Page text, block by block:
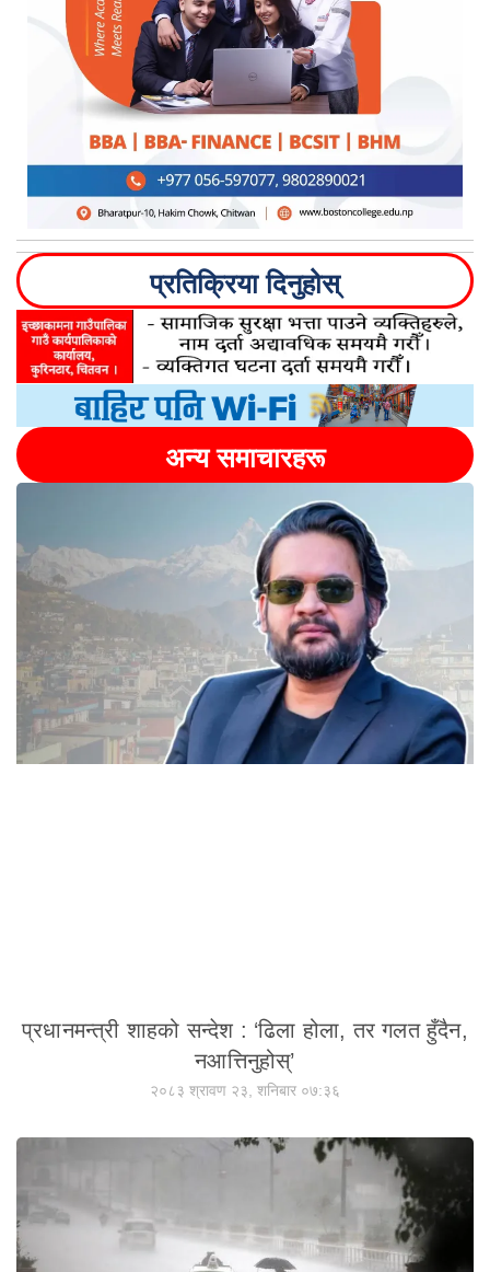
प्रतिक्रिया दिनुहोस्
अन्य समाचारहरू
प्रधानमन्त्री शाहको सन्देश : ‘ढिला होला, तर गलत हुँदैन,
नआत्तिनुहोस्’
२०८३ श्रावण २३, शनिबार ०७:३६